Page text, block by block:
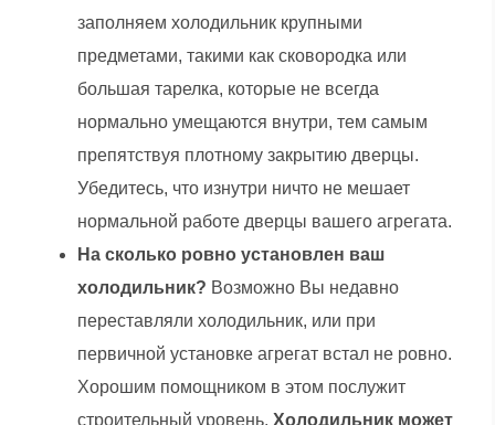
заполняем холодильник крупными
предметами, такими как сковородка или
большая тарелка, которые не всегда
нормально умещаются внутри, тем самым
препятствуя плотному закрытию дверцы.
Убедитесь, что изнутри ничто не мешает
нормальной работе дверцы вашего агрегата.
На сколько ровно установлен ваш
холодильник? Возможно Вы недавно
переставляли холодильник, или при
первичной установке агрегат встал не ровно.
Хорошим помощником в этом послужит
строительный уровень. Холодильник может